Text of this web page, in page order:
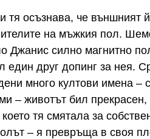
тя осъзнава, че външният
на мъжкия пол.
Джанис силно магнитно
един друг допинг за нея.
много култови имена
– животът бил
тя смятала за
– я превръща в своя